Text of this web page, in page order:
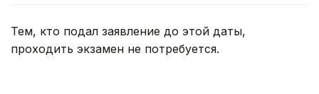
Тем, кто подал заявление до этой даты,
проходить экзамен не потребуется.